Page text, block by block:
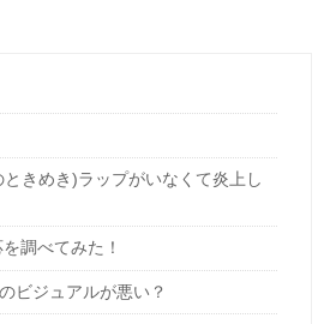
きめき)ラップがいなくて炎上し
調べてみた！
ビジュアルが悪い？